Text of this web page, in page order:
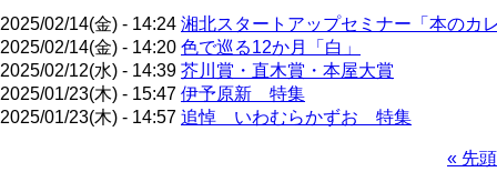
2025/02/14(金) - 14:24 湘北スタートアップセミナー「本のカ
2025/02/14(金) - 14:20 色で巡る12か月「白」
2025/02/12(水) - 14:39 芥川賞・直木賞・本屋大賞
2025/01/23(木) - 15:47 伊予原新 特集
2025/01/23(木) - 14:57 追悼 いわむらかずお 特集
先
« 先頭